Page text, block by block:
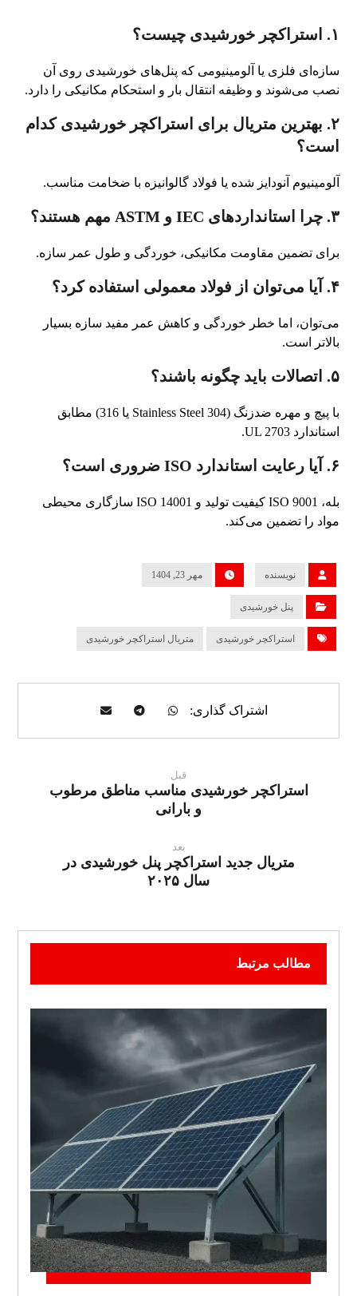
۱. استراکچر خورشیدی چیست؟
سازه‌ای فلزی یا آلومینیومی که پنل‌های خورشیدی روی آن
نصب می‌شوند و وظیفه انتقال بار و استحکام مکانیکی را دارد.
۲. بهترین متریال برای استراکچر خورشیدی کدام
است؟
آلومینیوم آنودایز شده یا فولاد گالوانیزه با ضخامت مناسب.
۳. چرا استانداردهای IEC و ASTM مهم هستند؟
برای تضمین مقاومت مکانیکی، خوردگی و طول عمر سازه.
۴. آیا می‌توان از فولاد معمولی استفاده کرد؟
می‌توان، اما خطر خوردگی و کاهش عمر مفید سازه بسیار
بالاتر است.
۵. اتصالات باید چگونه باشند؟
با پیچ و مهره ضدزنگ (Stainless Steel 304 یا 316) مطابق
استاندارد UL 2703.
۶. آیا رعایت استاندارد ISO ضروری است؟
بله، ISO 9001 کیفیت تولید و ISO 14001 سازگاری محیطی
مواد را تضمین می‌کند.
نویسنده مهر 23, 1404
پنل خورشیدی
استراکچر خورشیدی متریال استراکچر خورشیدی
قبل
استراکچر خورشیدی مناسب مناطق مرطوب
و بارانی
بعد
متریال جدید استراکچر پنل خورشیدی در
سال ۲۰۲۵
مطالب مرتبط